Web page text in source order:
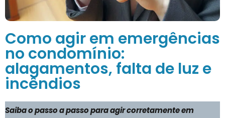
Como agir em emergências
no condomínio:
alagamentos, falta de luz e
incêndios
Saiba o passo a passo para agir corretamente em